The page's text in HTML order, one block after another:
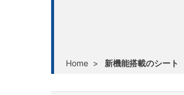
Home > 新機能搭載のシート